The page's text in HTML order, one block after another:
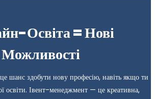
Освіта = Нові
Можливості
шанс здобути нову професію, навіть якщо ти
освіти. Івент-менеджмент — це креативна,